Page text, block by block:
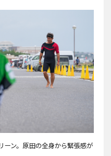
ーン。原田の全身から緊張感が